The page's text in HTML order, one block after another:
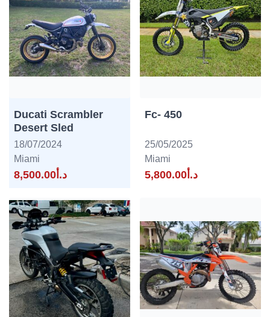
Ducati Scrambler
Desert Sled
18/07/2024
Miami
د.أ8,500.00
Fc- 450
25/05/2025
Miami
د.أ5,800.00